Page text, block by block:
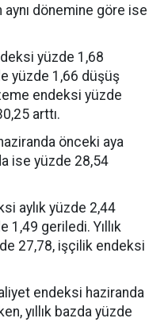
aynı dönemine göre ise
yüzde 1,68
yüzde 1,66 düşüş
endeksi yüzde
arttı.
önceki aya
ise yüzde 28,54
aylık yüzde 2,44
1,49 geriledi. Yıllık
27,78, işçilik endeksi
endeksi haziranda
yıllık bazda yüzde